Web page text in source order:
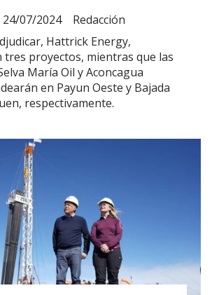
Redacción
24/07/2024
Hattrick Energy,
tres proyectos, mientras que las
María Oil y Aconcagua
en Payun Oeste y Bajada
respectivamente.